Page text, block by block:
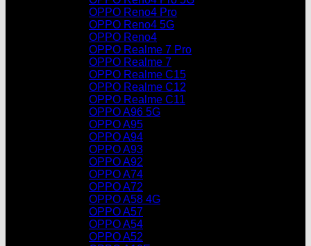
OPPO Reno4 Pro
OPPO Reno4 5G
OPPO Reno4
OPPO Realme 7 Pro
OPPO Realme 7
OPPO Realme C15
OPPO Realme C12
OPPO Realme C11
OPPO A96 5G
OPPO A95
OPPO A94
OPPO A93
OPPO A92
OPPO A74
OPPO A72
OPPO A58 4G
OPPO A57
OPPO A54
OPPO A52